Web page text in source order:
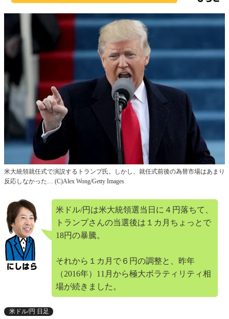
米大統領就任式で演説するトランプ氏。しかし、就任式前後の為替市場はあまり
反応しなかった… (C)Alex Wong/Getty Images
米ドル/円は米大統領選当日に４円落ちて、
トランプさんの当選後は１カ月ちょっとで
18円の暴騰。
それから１カ月で６円の調整と、昨年
（2016年）11月から極大ボラティリティ相
場が続きました。
米ドル/円 日足